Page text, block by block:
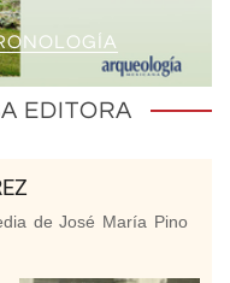
EDITORA
de José María Pino